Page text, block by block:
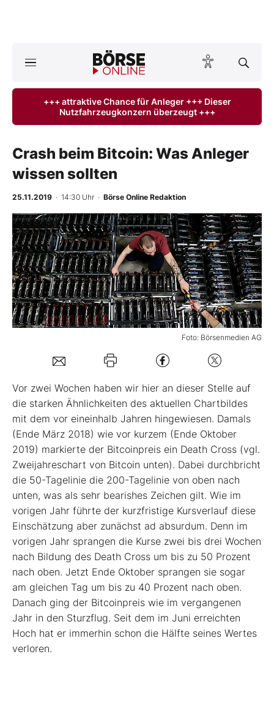
Anlageprodukte
Finanz-Check
Abo & Shop
Experten
Mein B:O
Mein Konto
Kontakt
+++ attraktive Chance für Anleger +++ Dieser
Nutzfahrzeugkonzern überzeugt +++
Crash beim Bitcoin: Was Anleger
wissen sollten
25.11.2019 · 14:30 Uhr · Börse Online Redaktion
Foto: Börsenmedien AG
Vor zwei Wochen haben wir hier an dieser Stelle auf
die starken Ähnlichkeiten des aktuellen Chartbildes
mit dem vor eineinhalb Jahren hingewiesen. Damals
(Ende März 2018) wie vor kurzem (Ende Oktober
2019) markierte der Bitcoinpreis ein Death Cross (vgl.
Zweijahreschart von Bitcoin unten). Dabei durchbricht
die 50-Tagelinie die 200-Tagelinie von oben nach
unten, was als sehr bearishes Zeichen gilt. Wie im
vorigen Jahr führte der kurzfristige Kursverlauf diese
Einschätzung aber zunächst ad absurdum. Denn im
vorigen Jahr sprangen die Kurse zwei bis drei Wochen
nach Bildung des Death Cross um bis zu 50 Prozent
nach oben. Jetzt Ende Oktober sprangen sie sogar
am gleichen Tag um bis zu 40 Prozent nach oben.
Danach ging der Bitcoinpreis wie im vergangenen
Jahr in den Sturzflug. Seit dem im Juni erreichten
Hoch hat er immerhin schon die Hälfte seines Wertes
verloren.